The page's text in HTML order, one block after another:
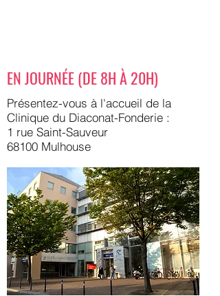
EN JOURNÉE (DE 8H À 20H)
Présentez-vous à l'accueil de la
Clinique du Diaconat-Fonderie :
1 rue Saint-Sauveur
68100 Mulhouse